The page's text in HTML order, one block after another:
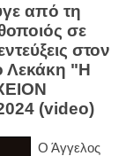
από τη
σε
στον
Λεκάκη "Η
(video)
Ο Άγγελος